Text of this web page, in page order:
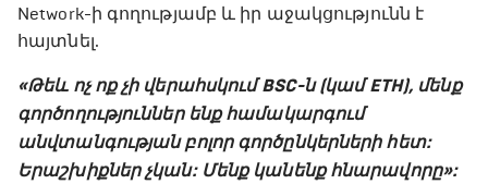
Network-ի գողությամբ և իր աջակցությունն է
հայտնել.
«Թեև ոչ ոք չի վերահսկում BSC-ն (կամ ETH), մենք
գործողություններ ենք համակարգում
անվտանգության բոլոր գործընկերների հետ:
Երաշխիքներ չկան: Մենք կանենք հնարավորը»: